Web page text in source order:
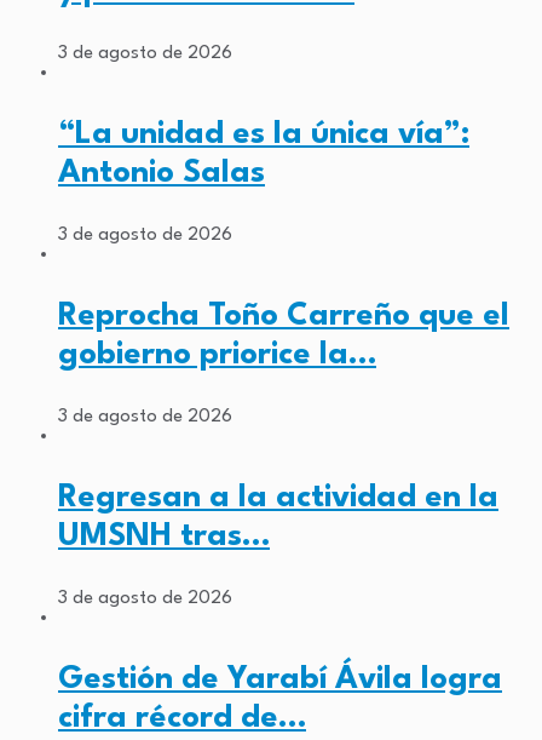
3 de agosto de 2026
“La unidad es la única vía”:
Antonio Salas
3 de agosto de 2026
Reprocha Toño Carreño que el
gobierno priorice la…
3 de agosto de 2026
Regresan a la actividad en la
UMSNH tras…
3 de agosto de 2026
Gestión de Yarabí Ávila logra
cifra récord de…